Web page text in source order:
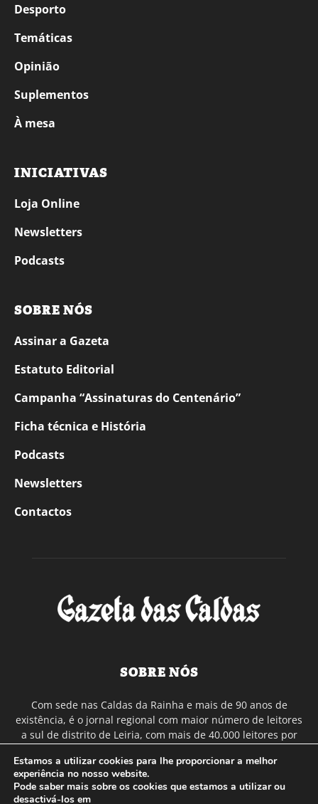
Desporto
Temáticas
Opinião
Suplementos
À mesa
INICIATIVAS
Loja Online
Newsletters
Podcasts
SOBRE NÓS
Assinar a Gazeta
Estatuto Editorial
Campanha “Assinaturas do Centenário”
Ficha técnica e História
Podcasts
Newsletters
Contactos
SOBRE NÓS
Com sede nas Caldas da Rainha e mais de 90 anos de
existência, é o jornal regional com maior número de leitores
a sul de distrito de Leiria, com mais de 40.000 leitores por
Continental e assinatura online.
Estamos a utilizar cookies para lhe proporcionar a melhor
experiência no nosso website.
Pode saber mais sobre os cookies que estamos a utilizar ou
desactivá-los em